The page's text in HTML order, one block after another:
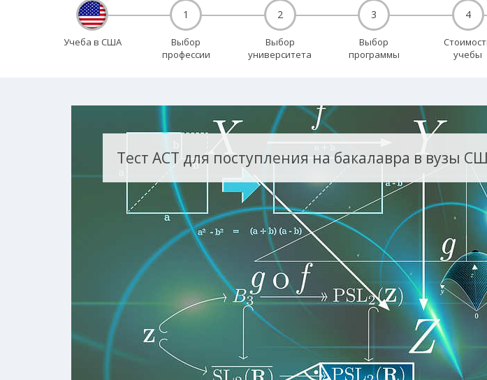
Учеба в США
1
Выбор
профессии
2
Выбор
университета
3
Выбор
программы
4
учебы
Тест ACT для поступления на бакалавра в вузы